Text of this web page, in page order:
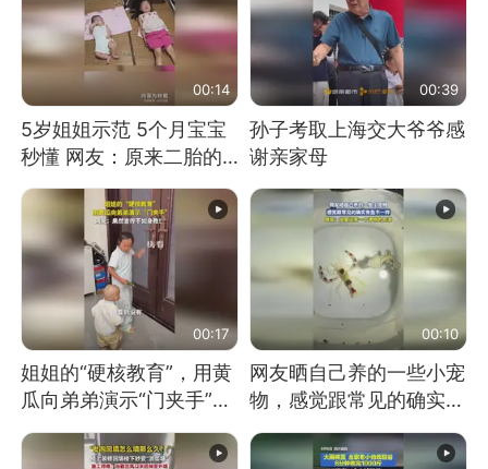
00:14
5岁姐姐示范 5个月宝宝
秒懂 网友：原来二胎的
快乐长这样
00:39
孙子考取上海交大爷爷感
谢亲家母
00:17
姐姐的“硬核教育”，用黄
瓜向弟弟演示“门夹手”，
网友：果然言传不如身
教！
00:10
网友晒自己养的一些小宠
物，感觉跟常见的确实有
些不一样